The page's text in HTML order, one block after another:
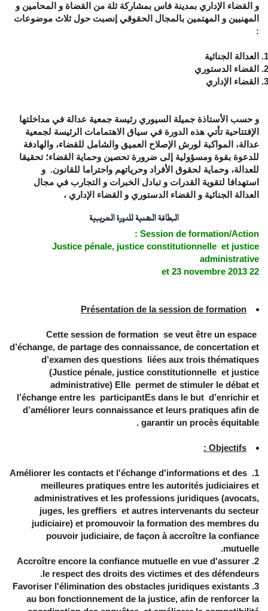
و القضاء الإداري بمدينة فاس بمشاركة ثلة من القضاة و المحامين و
المهنيين و المهتمين بالمجال الحقوقي إنصبت حول ثلاث موضوعات
:
العدالة الجنائية
القضاء الدستوري
القضاء الإداري
و حسب الأستاذة جميلة السيوري رئيسة جمعية عدالة في مداخلتها
الإفتتاحية تأتي هذه الدورة في سياق الاهتمامات الرئيسة لجمعية
عدالة، المواكبة لورش الإصلاح العميق والشامل للقضاء، والهادفة
للدعوة بقوة ومسؤولية إلى ضرورة تحصين وحماية القضاء؛ تحقيقا
للعدالة، وحماية لحقوق الأفراد وحرياتهم واحتراما للقانون. و
استهدافا لتقوية القدرات و تبادل الخبرات و التجارب في مجال
العدالة الجنائية و القضاء الدستوري و القضاء الإداري ،
البطاقة التقنية للدورة التدريبية
Session de formation/Action :
Justice pénale, justice constitutionnelle et justice
administrative
22 et 23 novembre 2013
Présentation de la session de formation
Cette session de formation se veut être un espace
d’échange, de partage des connaissance, de concertation et
d’examen des questions liées aux trois thématiques
(Justice pénale, justice constitutionnelle et justice
administrative) Elle permet de stimuler le débat et
l’échange entre les participantEs dans le but d’enrichir et
d’améliorer leurs connaissance et leurs pratiques afin de
garantir un procès équitable .
Objectifs :
Améliorer les contacts et l'échange d'informations et des
meilleures pratiques entre les autorités judiciaires et
administratives et les professions juridiques (avocats,
juges, les greffiers et autres intervenants du secteur
judiciaire) et promouvoir la formation des membres du
pouvoir judiciaire, de façon à accroître la confiance
mutuelle.
Accroître encore la confiance mutuelle en vue d'assurer
le respect des droits des victimes et des défendeurs.
Favoriser l'élimination des obstacles juridiques existants
au bon fonctionnement de la justice, afin de renforcer la